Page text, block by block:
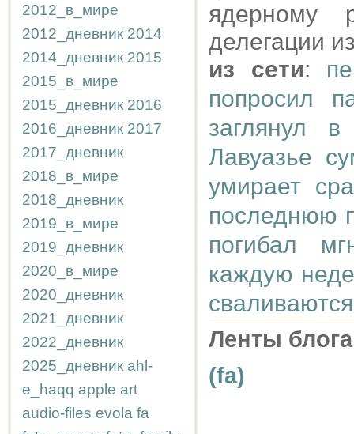
2012_в_мире
2012_дневник 2014
2014_дневник 2015
2015_в_мире
2015_дневник 2016
2016_дневник 2017
2017_дневник
2018_в_мире
2018_дневник
2019_в_мире
2019_дневник
2020_в_мире
2020_дневник
2021_дневник
2022_дневник
2025_дневник ahl-
e_haqq apple art
audio-files evola fa
ядерному
делегации
из сети:
попросил
заглянул
Лавуазье
умирает
последнюю
погибал
каждую
Ленты
(fa)